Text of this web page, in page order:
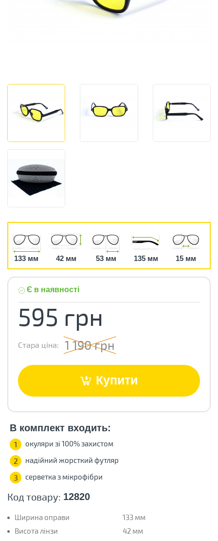
133 мм 42 мм 53 мм 135 мм 15 мм
Код товару: 12820
Ширина оправи
133 мм
Висота лінзи
42 мм
Є в наявності
595 грн
Стара ціна: 1 190 грн
Купити
В комплект входить:
1 окуляри зі 100% захистом
2 надійний жорсткий футляр
3 серветка з мікрофібри